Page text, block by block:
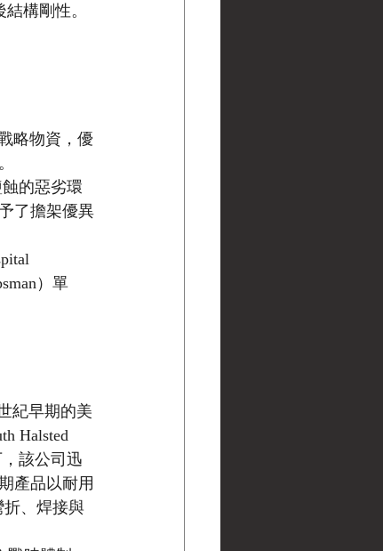
構剛性。
略物資，優
的惡劣環
了擔架優異
）單
紀早期的美
Halsted
該公司迅
產品以耐用
折、焊接與